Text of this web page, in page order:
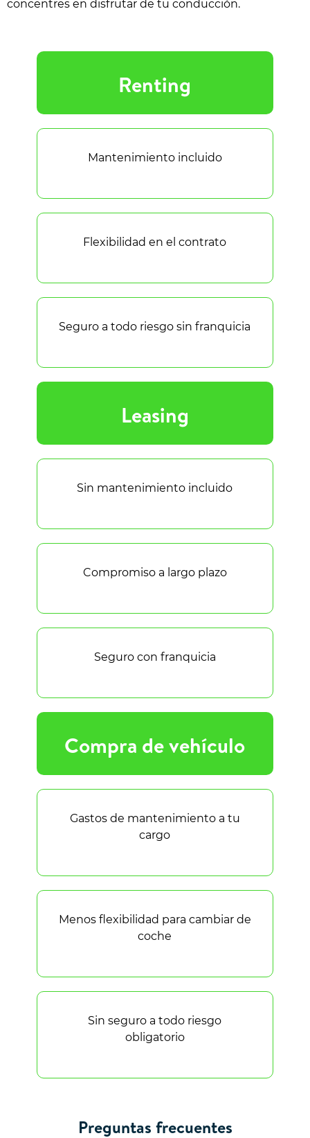
concentres en disfrutar de tu conducción.
Renting
Leasing
Compra de vehículo
Mantenimiento incluido
Sin mantenimiento incluido
Gastos de mantenimiento a tu
cargo
Flexibilidad en el contrato
Compromiso a largo plazo
Menos flexibilidad para cambiar de
coche
Seguro a todo riesgo sin franquicia
Seguro con franquicia
Sin seguro a todo riesgo
obligatorio
Preguntas frecuentes